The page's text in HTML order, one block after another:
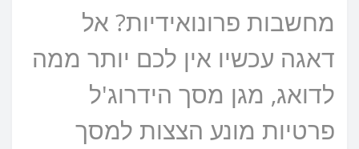
מחשבות פרונואידיות? אל
דאגה עכשיו אין לכם יותר ממה
לדואג, מגן מסך הידרוג'ל
פרטיות מונע הצצות למסך